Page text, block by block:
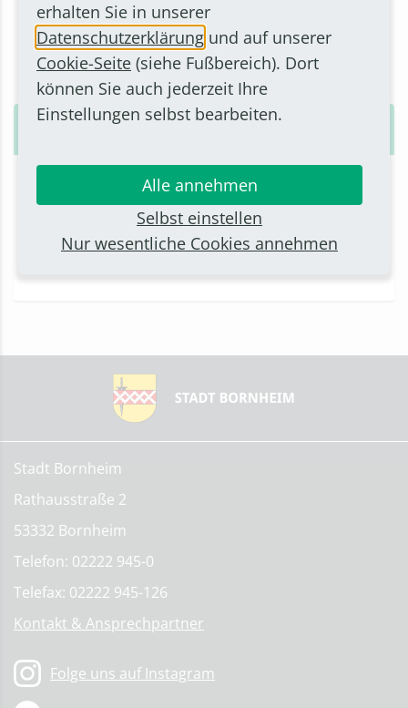
Peter Dörken
Kontakt
53332 Bornheim
Telefon: 02222 60237
Stadt Bornheim
Rathausstraße 2
53332 Bornheim
Telefon: 02222 945-0
Telefax: 02222 945-126
Kontakt & Ansprechpartner
Folge uns auf Instagram
erhalten Sie in unserer
Datenschutzerklärung und auf unserer
Cookie-Seite (siehe Fußbereich). Dort
können Sie auch jederzeit Ihre
Einstellungen selbst bearbeiten.
Alle annehmen
Selbst einstellen
Nur wesentliche Cookies annehmen